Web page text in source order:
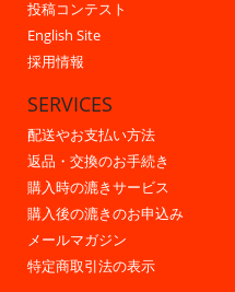
投稿コンテスト
English Site
採用情報
SERVICES
配送やお支払い方法
返品・交換のお手続き
購入時の漉きサービス
購入後の漉きのお申込み
メールマガジン
特定商取引法の表示